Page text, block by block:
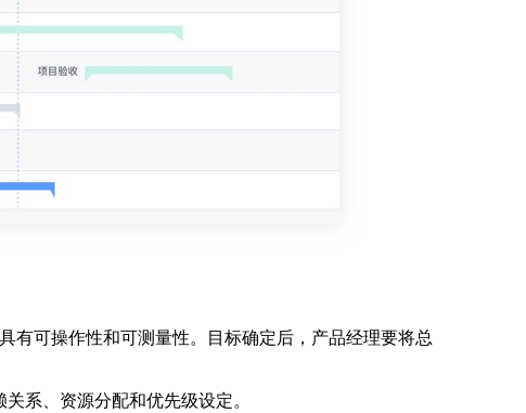
有可操作性和可测量性。目标确定后，产品经理要将总
系、资源分配和优先级设定。